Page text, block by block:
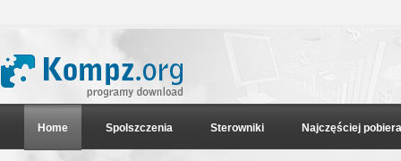
Home Spolszczenia Sterowniki Najczęściej